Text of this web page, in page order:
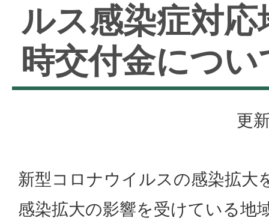
ルス感染症対応
時交付金につい
更
新型コロナウイルスの感染拡大
感染拡大の影響を受けている地